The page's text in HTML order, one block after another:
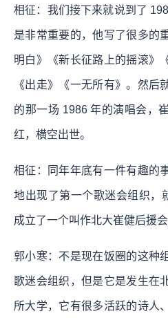
相征：我们接下来就说到了
是非常重要的，他写了很多的
明白》《新长征路上的摇滚》
《出走》《一无所有》。然后
的那一场 1986 年的演唱会，
红，横空出世。
相征：同年年底有一件有趣的
地出现了第一个歌迷会组织，
成立了一个叫作北大崔健后援会
郭小寒：不是现在饭圈的这种
歌迷会组织，但是它是发生在
所大学，它有很多活跃的诗人